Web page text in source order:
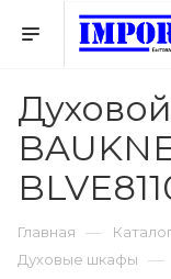
Главная —
Духовые шкафы —